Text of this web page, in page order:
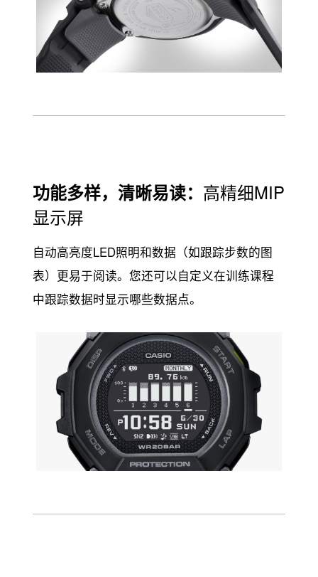
功能多样，清晰易读： 高精细MIP
显示屏
自动高亮度LED照明和数据（如跟踪步数的图
表）更易于阅读。您还可以自定义在训练课程
中跟踪数据时显示哪些数据点。